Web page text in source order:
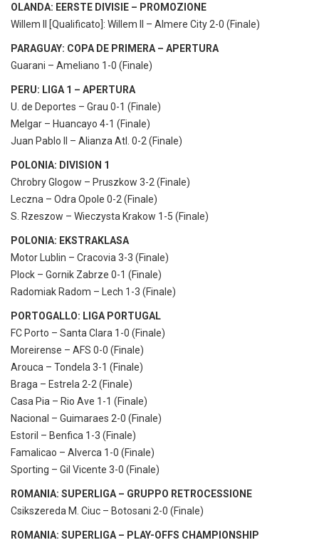
OLANDA: EERSTE DIVISIE – PROMOZIONE
Willem II [Qualificato]: Willem II – Almere City 2-0 (Finale)
PARAGUAY: COPA DE PRIMERA – APERTURA
Guarani – Ameliano 1-0 (Finale)
PERU: LIGA 1 – APERTURA
U. de Deportes – Grau 0-1 (Finale)
Melgar – Huancayo 4-1 (Finale)
Juan Pablo II – Alianza Atl. 0-2 (Finale)
POLONIA: DIVISION 1
Chrobry Glogow – Pruszkow 3-2 (Finale)
Leczna – Odra Opole 0-2 (Finale)
S. Rzeszow – Wieczysta Krakow 1-5 (Finale)
POLONIA: EKSTRAKLASA
Motor Lublin – Cracovia 3-3 (Finale)
Plock – Gornik Zabrze 0-1 (Finale)
Radomiak Radom – Lech 1-3 (Finale)
PORTOGALLO: LIGA PORTUGAL
FC Porto – Santa Clara 1-0 (Finale)
Moreirense – AFS 0-0 (Finale)
Arouca – Tondela 3-1 (Finale)
Braga – Estrela 2-2 (Finale)
Casa Pia – Rio Ave 1-1 (Finale)
Nacional – Guimaraes 2-0 (Finale)
Estoril – Benfica 1-3 (Finale)
Famalicao – Alverca 1-0 (Finale)
Sporting – Gil Vicente 3-0 (Finale)
ROMANIA: SUPERLIGA – GRUPPO RETROCESSIONE
Csikszereda M. Ciuc – Botosani 2-0 (Finale)
ROMANIA: SUPERLIGA – PLAY-OFFS CHAMPIONSHIP